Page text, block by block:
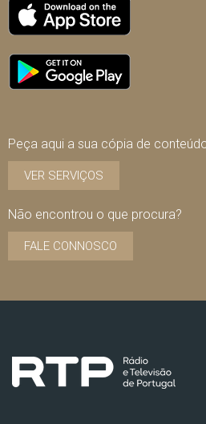
Peça aqui a sua cópia de
VER SERVIÇOS
Não encontrou o que procura?
FALE CONNOSCO